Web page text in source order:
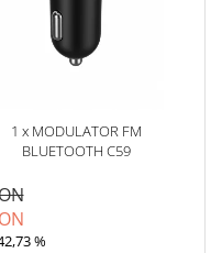
1 x MODULATOR FM
BLUETOOTH C59
%